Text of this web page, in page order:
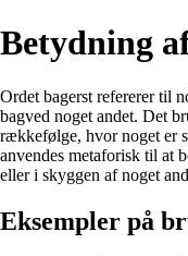
Betydning
Ordet bagerst refererer til
bagved noget andet. Det
rækkefølge, hvor noget er
anvendes metaforisk til at
eller i skyggen af noget
Eksempler på